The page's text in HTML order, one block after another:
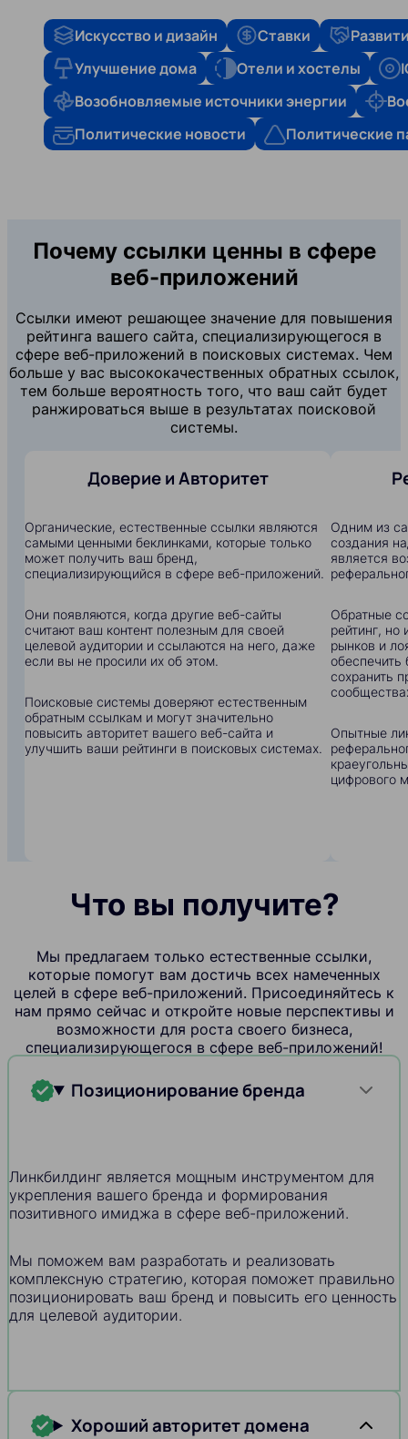
Искусство и дизайн Ставки
Улучшение дома
Отели и хостелы
Возобновляемые источники энергии
Политические новости
Политические
Почему ссылки ценны в сфере
веб-приложений
Ссылки имеют решающее значение для повышения
рейтинга вашего сайта, специализирующегося в
сфере веб-приложений в поисковых системах. Чем
больше у вас высококачественных обратных ссылок,
тем больше вероятность того, что ваш сайт будет
ранжироваться выше в результатах поисковой
системы.
Доверие и Авторитет
Органические, естественные ссылки являются
самыми ценными беклинками, которые только
может получить ваш бренд,
специализирующийся в сфере веб-приложений.
Они появляются, когда другие веб-сайты
считают ваш контент полезным для своей
целевой аудитории и ссылаются на него, даже
если вы не просили их об этом.
Поисковые системы доверяют естественным
обратным ссылкам и могут значительно
повысить авторитет вашего веб-сайта и
улучшить ваши рейтинги в поисковых системах.
Одним из
создания
является
Обратные
рейтинг,
рынков и
сохранить
Опытные
цифрового
Что вы получите?
Мы предлагаем только естественные ссылки,
которые помогут вам достичь всех намеченных
целей в сфере веб-приложений. Присоединяйтесь к
нам прямо сейчас и откройте новые перспективы и
возможности для роста своего бизнеса,
специализирующегося в сфере веб-приложений!
Позиционирование бренда
Линкбилдинг является мощным инструментом для
укрепления вашего бренда и формирования
позитивного имиджа в сфере веб-приложений.
Мы поможем вам разработать и реализовать
комплексную стратегию, которая поможет правильно
позиционировать ваш бренд и повысить его ценность
для целевой аудитории.
Хороший авторитет домена